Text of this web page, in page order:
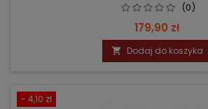
(0)
Cena
179,90 zł
 Dodaj do koszyka
- 4,10 zł